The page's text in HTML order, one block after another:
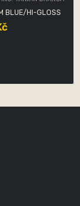
BLUE/HI-GLOSS